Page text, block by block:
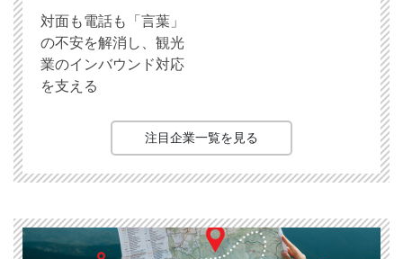
対面も電話も「言葉」
の不安を解消し、観光
業のインバウンド対応
を支える
注目企業一覧を見る